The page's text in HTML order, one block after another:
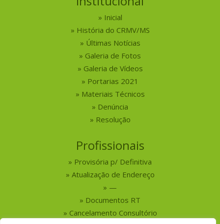
Inicial
História do CRMV/MS
Últimas Notícias
Galeria de Fotos
Galeria de Vídeos
Portarias 2021
Materiais Técnicos
Denúncia
Resolução
Profissionais
Provisória p/ Definitiva
Atualização de Endereço
—
Documentos RT
Cancelamento Consultório